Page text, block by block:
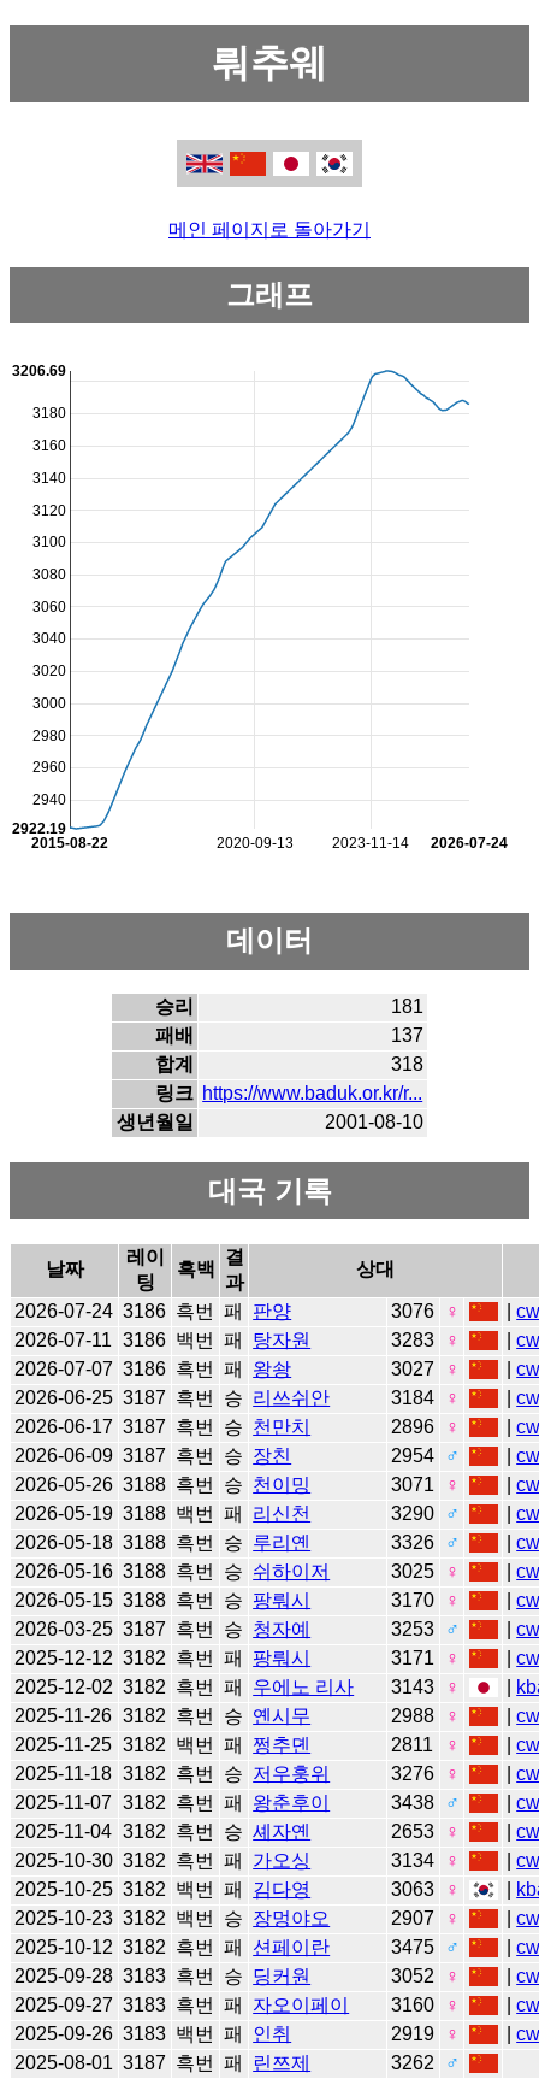
뤄추웨
메인 페이지로 돌아가기
그래프
2020-09-13 2023-11-14
2015-08-22 2026-07-24
2940
2960
2980
3000
3020
3040
3060
3080
3100
3120
3140
3160
3180
2922.19
3206.69
데이터
승리
181
패배
137
합계
318
링크 https://www.baduk.or.kr/r...
생년월일
2001-08-10
대국 기록
날짜
레이
팅
흑백
결
과
상대
2026-07-24 3186 흑번 패 판양 3076 ♀ |
2026-07-11 3186 백번 패 탕자원 3283 ♀ |
2026-07-07 3186 흑번 패 왕솽 3027 ♀ |
2026-06-25 3187 흑번 승 리쓰쉬안 3184 ♀ |
2026-06-17 3187 흑번 승 천만치 2896 ♀ |
2026-06-09 3187 흑번 승 장친 2954 ♂ |
2026-05-26 3188 흑번 승 천이밍 3071 ♀ |
2026-05-19 3188 백번 패 리신천 3290 ♂ |
2026-05-18 3188 흑번 승 루리옌 3326 ♂ |
2026-05-16 3188 흑번 승 쉬하이저 3025 ♀ |
2026-05-15 3188 흑번 승 팡뤄시 3170 ♀ |
2026-03-25 3187 흑번 승 청자예 3253 ♂ |
2025-12-12 3182 흑번 패 팡뤄시 3171 ♀ |
2025-12-02 3182 흑번 패 우에노 리사 3143 ♀
2025-11-26 3182 흑번 승 옌시무 2988 ♀ |
2025-11-25 3182 백번 패 쩡추뎬 2811 ♀ |
2025-11-18 3182 흑번 승 저우훙위 3276 ♀ |
2025-11-07 3182 흑번 패 왕춘후이 3438 ♂ |
2025-11-04 3182 흑번 승 셰자옌 2653 ♀ |
2025-10-30 3182 흑번 패 가오싱 3134 ♀ |
2025-10-25 3182 백번 패 김다영 3063 ♀
2025-10-23 3182 백번 승 장멍야오 2907 ♀ |
2025-10-12 3182 흑번 패 션페이란 3475 ♂ |
2025-09-28 3183 흑번 승 딩커원 3052 ♀ |
2025-09-27 3183 흑번 패 자오이페이 3160 ♀ |
2025-09-26 3183 백번 패 인취 2919 ♀ |
2025-08-01 3187 흑번 패 린쯔제 3262
♂